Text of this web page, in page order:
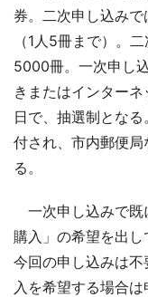
券。二次申し込み
（1人5冊まで）。
5000冊。一次申し
きまたはインター
日で、抽選制とな
付され、市内郵便
る。
一次申し込みで既
購入」の希望を出し
今回の申し込みは
入を希望する場合は